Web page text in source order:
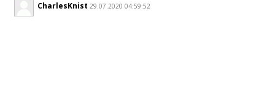
CharlesKnist 29.07.2020 04:59:52